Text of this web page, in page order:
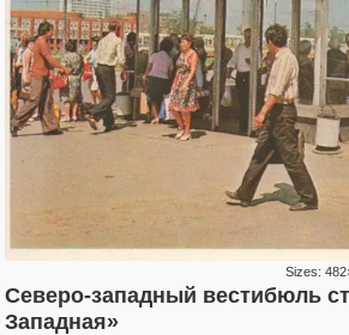
Sizes:
Северо-западный вестибюль
Западная»
1,406,840
319,864 8,286